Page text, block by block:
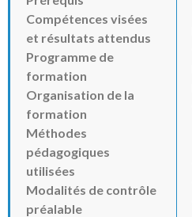
Compétences visées
et résultats attendus
Programme de
formation
Organisation de la
formation
Méthodes
pédagogiques
utilisées
Modalités de contrôle
préalable